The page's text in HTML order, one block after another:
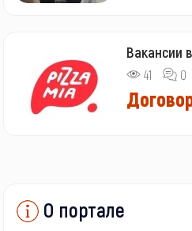
Вакансии
41 0
О портале